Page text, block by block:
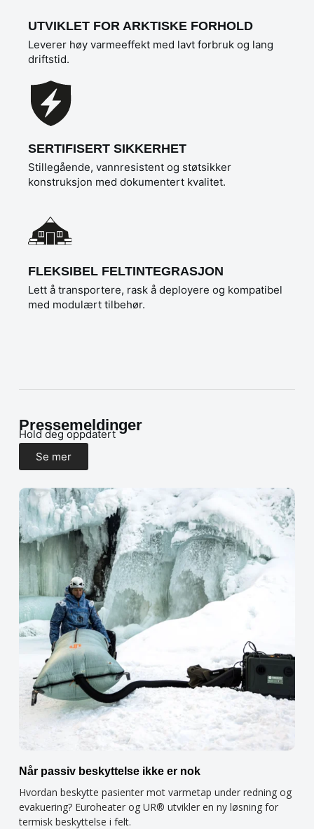
UTVIKLET FOR ARKTISKE FORHOLD
Leverer høy varmeeffekt med lavt forbruk og lang
driftstid.
SERTIFISERT SIKKERHET
Stillegående, vannresistent og støtsikker
konstruksjon med dokumentert kvalitet.
FLEKSIBEL FELTINTEGRASJON
Lett å transportere, rask å deployere og kompatibel
med modulært tilbehør.
Pressemeldinger
Hold deg oppdatert
Se mer
Når passiv beskyttelse ikke er nok
Hvordan beskytte pasienter mot varmetap under redning og
evakuering? Euroheater og UR® utvikler en ny løsning for
termisk beskyttelse i felt.